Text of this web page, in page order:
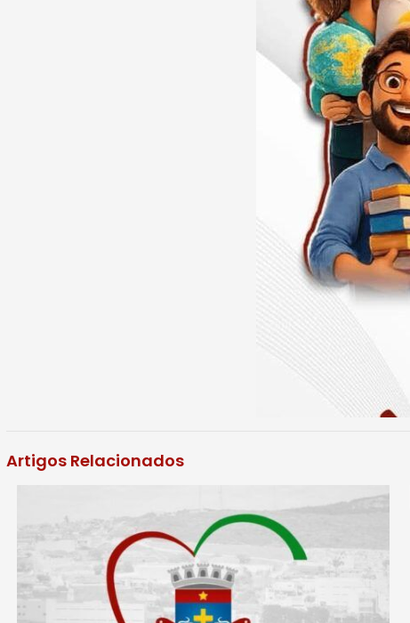
Artigos Relacionados